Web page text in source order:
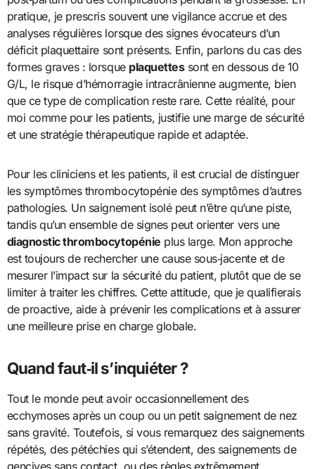
pratique, je prescris souvent une vigilance accrue et des
analyses régulières lorsque des signes évocateurs d’un
déficit plaquettaire sont présents. Enfin, parlons du cas des
formes graves : lorsque plaquettessont en dessous de 10
G/L, le risque d’hémorragie intracrânienne augmente, bien
que ce type de complication reste rare. Cette réalité, pour
moi comme pour les patients, justifie une marge de sécurité
et une stratégie thérapeutique rapide et adaptée.
Pour les cliniciens et les patients, il est crucial de distinguer
les symptômes thrombocytopénie des symptômes d’autres
pathologies. Un saignement isolé peut n’être qu’une piste,
tandis qu’un ensemble de signes peut orienter vers une
diagnostic thrombocytopénie plus large. Mon approche
est toujours de rechercher une cause sous‑jacente et de
mesurer l’impact sur la sécurité du patient, plutôt que de se
limiter à traiter les chiffres. Cette attitude, que je qualifierais
de proactive, aide à prévenir les complications et à assurer
une meilleure prise en charge globale.
Quand faut‑il s’inquiéter ?
Tout le monde peut avoir occasionnellement des
ecchymoses après un coup ou un petit saignement de nez
sans gravité. Toutefois, si vous remarquez des saignements
répétés, des pétéchies qui s’étendent, des saignements de